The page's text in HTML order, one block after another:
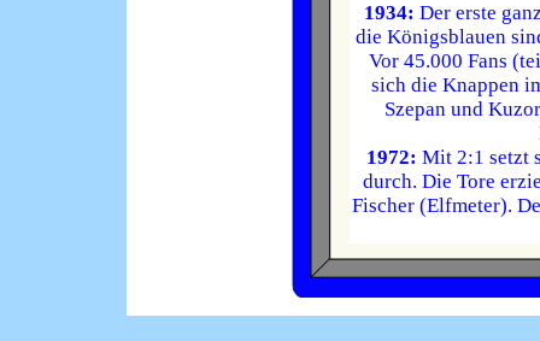
1934: Der erste
die Königsblauen
Vor 45.000 Fans
sich die Knappen
Szepan und
1972: Mit 2:1 setzt
durch. Die Tore
Fischer (Elfmeter).